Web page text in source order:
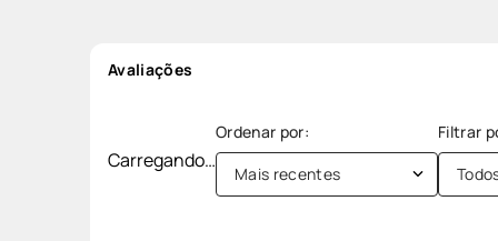
Avaliações
Carregando…
Mais recentes